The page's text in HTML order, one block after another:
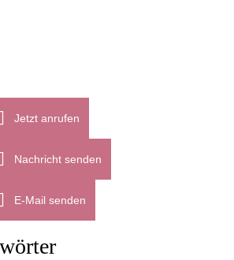
Feed
Jetzt anrufen
Nachricht senden
E-Mail senden